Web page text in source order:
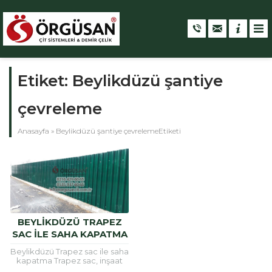
Etiket: Beylikdüzü şantiye
çevreleme
Anasayfa » Beylikdüzü şantiye çevrelemeEtiketi
BEYLIKDÜZÜ TRAPEZ
SAC ILE SAHA KAPATMA
Beylikdüzü Trapez sac ile saha
kapatma Trapez sac, inşaat